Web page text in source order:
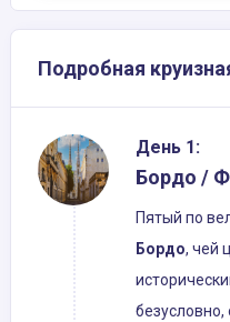
Подробная
День 1:
Бордо /
Пятый по
Бордо, чей
безусловно,